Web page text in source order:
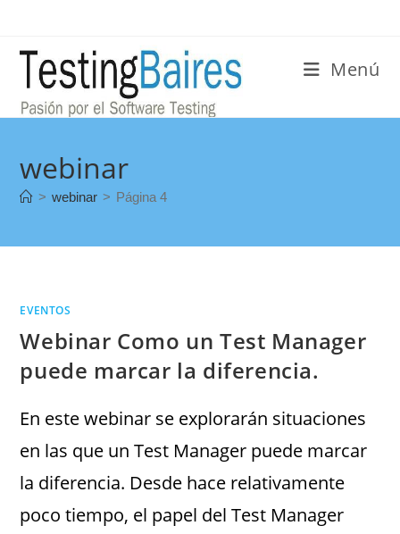
Menú
webinar
> webinar > Página 4
EVENTOS
Webinar Como un Test Manager
puede marcar la diferencia.
En este webinar se explorarán situaciones
en las que un Test Manager puede marcar
la diferencia. Desde hace relativamente
poco tiempo, el papel del Test Manager